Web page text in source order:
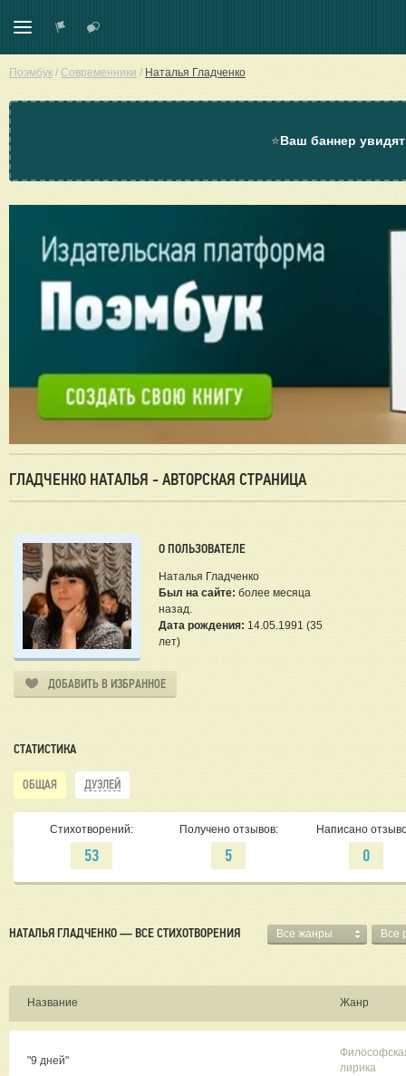
Поэмбук / Современники / Наталья Гладченко
⭐Ваш баннер
ГЛАДЧЕНКО НАТАЛЬЯ - АВТОРСКАЯ СТРАНИЦА
О ПОЛЬЗОВАТЕЛЕ
Наталья Гладченко
Был на сайте: более месяца
назад.
Дата рождения: 14.05.1991 (35
лет)
ДОБАВИТЬ В ИЗБРАННОЕ
СТАТИСТИКА
ОБЩАЯ ДУЭЛЕЙ
Стихотворений:
53
Получено отзывов:
5
Написано
0
НАТАЛЬЯ ГЛАДЧЕНКО — ВСЕ СТИХОТВОРЕНИЯ Все жанры Все
Название Жанр
"9 дней"
лирика